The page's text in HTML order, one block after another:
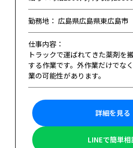
勤務地： 広島県広島県東広島市
仕事内容：
トラックで運ばれてきた薬剤を
する作業です。外作業だけでな
業の可能性があります。
詳細を見る
LINEで簡単相